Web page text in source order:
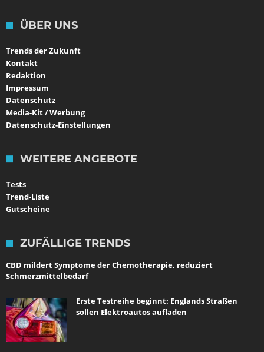
ÜBER UNS
Trends der Zukunft
Kontakt
Redaktion
Impressum
Datenschutz
Media-Kit / Werbung
Datenschutz-Einstellungen
WEITERE ANGEBOTE
Tests
Trend-Liste
Gutscheine
ZUFÄLLIGE TRENDS
CBD mildert Symptome der Chemotherapie, reduziert
Schmerzmittelbedarf
Erste Testreihe beginnt: Englands Straßen
sollen Elektroautos aufladen